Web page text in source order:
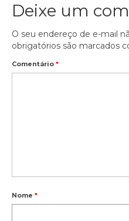
Deixe um
O seu endereço de e-mail
obrigatórios são marcados
Comentário *
Nome *